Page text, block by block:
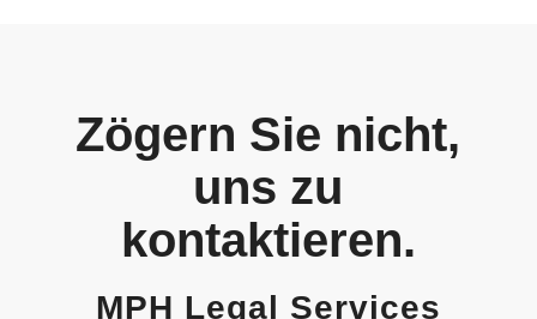
Zögern Sie nicht,
uns zu
kontaktieren.
MPH Legal Services